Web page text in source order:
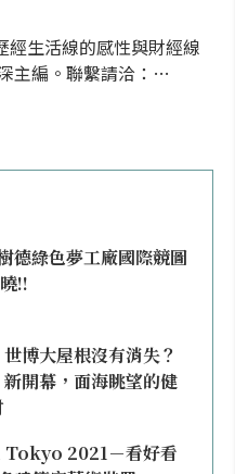
經生活線的感性與財經線
主編。聯繫請洽：
德綠色夢工廠國際競圖
!!
博大屋根沒有消失？
開幕，面海眺望的健
2021－看好看